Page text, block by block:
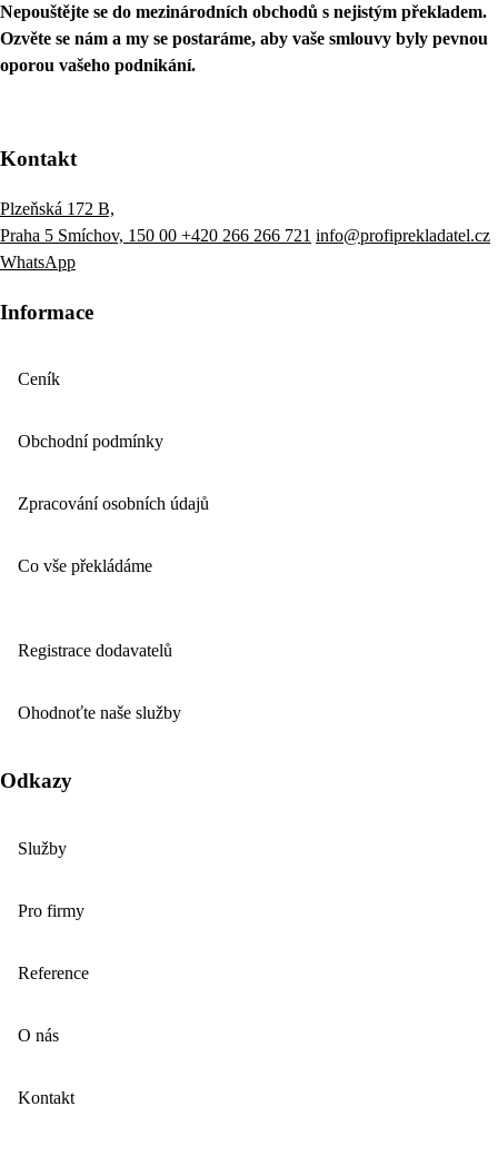
Nepouštějte se do mezinárodních obchodů s nejistým překladem.
Ozvěte se nám a my se postaráme, aby vaše smlouvy byly pevnou
oporou vašeho podnikání.
Kontakt
Plzeňská 172 B,
Praha 5 Smíchov, 150 00 +420 266 266 721 info@profiprekladatel.cz
WhatsApp
Informace
Ceník
Obchodní podmínky
Zpracování osobních údajů
Co vše překládáme
Registrace dodavatelů
Ohodnoťte naše služby
Odkazy
Služby
Pro firmy
Reference
O nás
Kontakt